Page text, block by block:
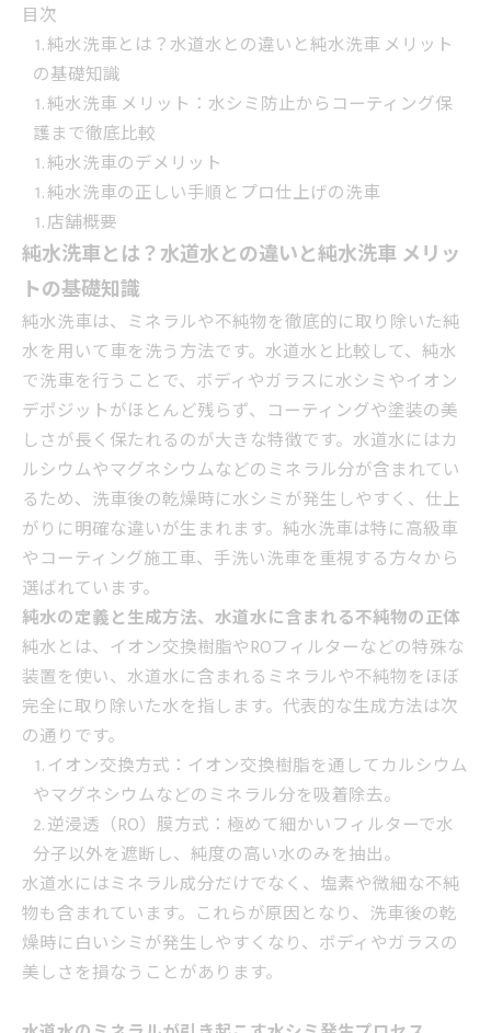
目次
純水洗車とは？水道水との違いと純水洗車 メリット
の基礎知識
純水洗車 メリット：水シミ防止からコーティング保
護まで徹底比較
純水洗車のデメリット
純水洗車の正しい手順とプロ仕上げの洗車
店舗概要
純水洗車とは？水道水との違いと純水洗車 メリッ
トの基礎知識
純水洗車は、ミネラルや不純物を徹底的に取り除いた純
水を用いて車を洗う方法です。水道水と比較して、純水
で洗車を行うことで、ボディやガラスに水シミやイオン
デポジットがほとんど残らず、コーティングや塗装の美
しさが長く保たれるのが大きな特徴です。水道水にはカ
ルシウムやマグネシウムなどのミネラル分が含まれてい
るため、洗車後の乾燥時に水シミが発生しやすく、仕上
がりに明確な違いが生まれます。純水洗車は特に高級車
やコーティング施工車、手洗い洗車を重視する方々から
選ばれています。
純水の定義と生成方法、水道水に含まれる不純物の正体
純水とは、イオン交換樹脂やROフィルターなどの特殊な
装置を使い、水道水に含まれるミネラルや不純物をほぼ
完全に取り除いた水を指します。代表的な生成方法は次
の通りです。
イオン交換方式：イオン交換樹脂を通してカルシウム
やマグネシウムなどのミネラル分を吸着除去。
逆浸透（RO）膜方式：極めて細かいフィルターで水
分子以外を遮断し、純度の高い水のみを抽出。
水道水にはミネラル成分だけでなく、塩素や微細な不純
物も含まれています。これらが原因となり、洗車後の乾
燥時に白いシミが発生しやすくなり、ボディやガラスの
美しさを損なうことがあります。